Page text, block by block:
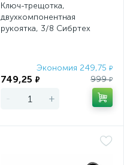
Ключ-трещотка,
двухкомпонентная
рукоятка, 3/8 Сибртех
Экономия 249,75 ₽
749,25 ₽ 999₽
- +